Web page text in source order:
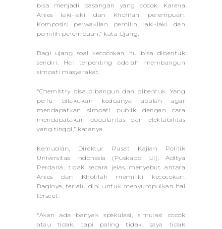
bisa menjadi pasangan yang cocok. Karena
Anies laki-laki dan Khofifah perempuan.
Komposisi perwakilan pemilih laki-laki dan
pemilih perempuan,” kata Ujang.
Bagi ujang soal kecocokan itu bisa dibentuk
sendiri. Hal terpenting adalah membangun
simpati masyarakat.
“Chemistry bisa dibangun dan dibentuk. Yang
perlu dilakukan keduanya adalah agar
mendapatkan simpati publik dengan cara
mendapatakan popularitas dan elektabilitas
yang tinggi,” katanya.
Kemudian, Direktur Pusat Kajian Politik
Universitas Indonesia (Puskapol UI), Aditya
Perdana, tidak secara jelas menyebut antara
Anies dan Khofifah memiliki kecocokan.
Baginya, terlalu dini untuk menyumpulkan hal
terseut.
“Akan ada banyak spekulasi, simulasi cocok
atau tidak, tapi paling tidak, saya tidak